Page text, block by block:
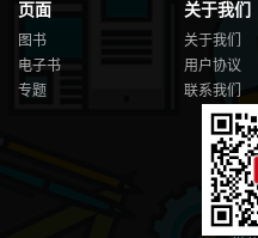
页面
图书
电子书
专题
关于我们
关于我们
用户协议
联系我们